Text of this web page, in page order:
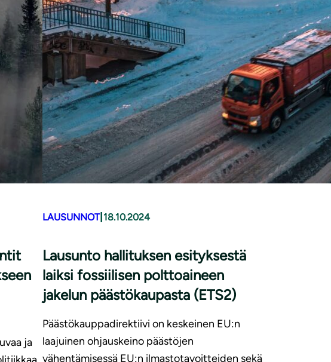
ja
LAUSUNNOT| 18.10.2024
Lausunto hallituksen esityksestä
laiksi fossiilisen polttoaineen
jakelun pääs­tö­kau­pas­ta (ETS2)
Päästökauppadirektiivi on keskeinen EU:n
laajuinen ohjauskeino päästöjen
vähentämisessä EU:n ilmastotavoitteiden sekä